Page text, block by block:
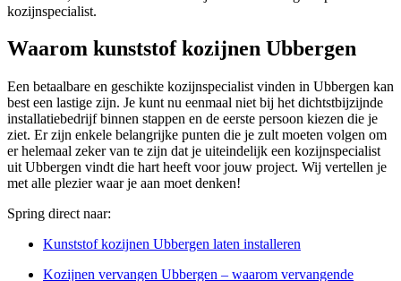
kozijnspecialist.
Waarom kunststof kozijnen Ubbergen
Een betaalbare en geschikte kozijnspecialist vinden in Ubbergen kan
best een lastige zijn. Je kunt nu eenmaal niet bij het dichtstbijzijnde
installatiebedrijf binnen stappen en de eerste persoon kiezen die je
ziet. Er zijn enkele belangrijke punten die je zult moeten volgen om
er helemaal zeker van te zijn dat je uiteindelijk een kozijnspecialist
uit Ubbergen vindt die hart heeft voor jouw project. Wij vertellen je
met alle plezier waar je aan moet denken!
Spring direct naar:
Kunststof kozijnen Ubbergen laten installeren
Kozijnen vervangen Ubbergen – waarom vervangende